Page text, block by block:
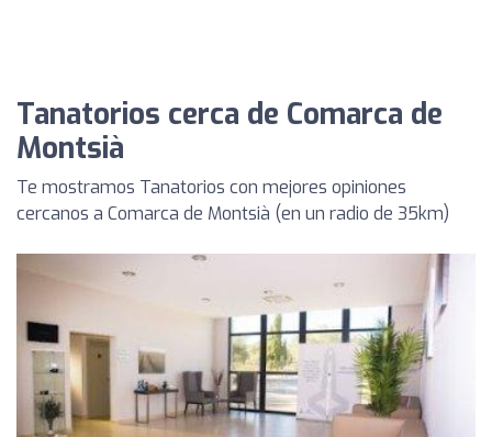
Tanatorios cerca de Comarca de
Montsià
Te mostramos Tanatorios con mejores opiniones
cercanos a Comarca de Montsià (en un radio de 35km)